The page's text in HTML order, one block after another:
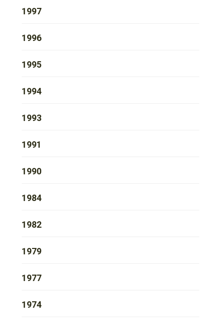
1997
1996
1995
1994
1993
1991
1990
1984
1982
1979
1977
1974